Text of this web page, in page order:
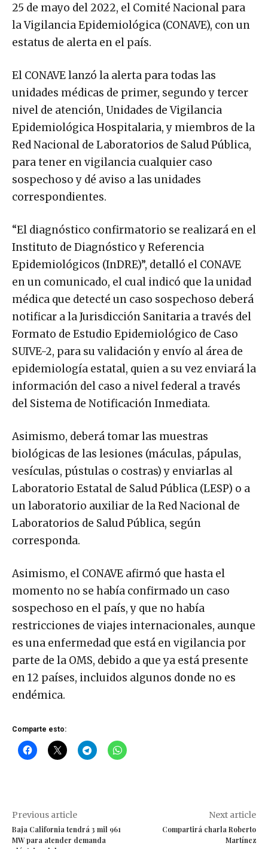
25 de mayo del 2022, el Comité Nacional para
la Vigilancia Epidemiológica (CONAVE), con un
estatus de alerta en el país.
El CONAVE lanzó la alerta para todas las
unidades médicas de primer, segundo y tercer
nivel de atención, Unidades de Vigilancia
Epidemiológica Hospitalaria, y miembros de la
Red Nacional de Laboratorios de Salud Pública,
para tener en vigilancia cualquier caso
sospechoso y dé aviso a las unidades
correspondientes.
“El diagnóstico confirmatorio se realizará en el
Instituto de Diagnóstico y Referencia
Epidemiológicos (InDRE)”, detalló el CONAVE
en un comunicado, el cual indicó que la unidad
médica que detecté un caso sospechoso deberá
notificar a la Jurisdicción Sanitaria a través del
Formato de Estudio Epidemiológico de Caso
SUIVE-2, para su validación y envío al área de
epidemiología estatal, quien a su vez enviará la
información del caso a nivel federal a través
del Sistema de Notificación Inmediata.
Asimismo, deberá tomar las muestras
biológicas de las lesiones (máculas, pápulas,
vesículas, pústulas o costras) y enviarlas al
Laboratorio Estatal de Salud Pública (LESP) o a
un laboratorio auxiliar de la Red Nacional de
Laboratorios de Salud Pública, según
corresponda.
Asimismo, el CONAVE afirmó que hasta el
momento no se había confirmado un caso
sospechoso en el país, y que no había
restricciones de viajes internacionales, aunque
es una enfermedad que está en vigilancia por
parte de la OMS, debido a que ya está presente
en 12 países, incluidos algunos donde no es
endémica.
Comparte esto:
Previous article
Baja California tendrá 3 mil 961
MW para atender demanda
Next article
Compartirá charla Roberto
Martínez